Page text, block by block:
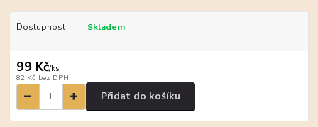
Dostupnost Skladem
99 Kč/ks
82 Kč bez DPH
Přidat do košíku